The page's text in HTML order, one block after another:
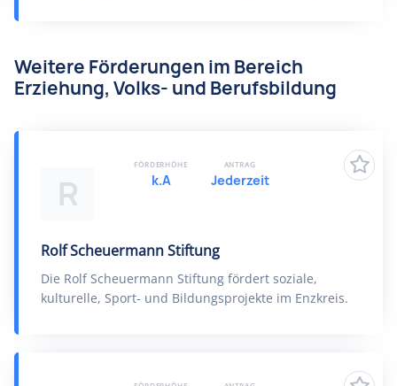
Weitere Förderungen im Bereich
Erziehung, Volks- und Berufsbildung
R
Rolf Scheuermann Stiftung
Die Rolf Scheuermann Stiftung fördert soziale,
kulturelle, Sport- und Bildungsprojekte im Enzkreis.
FÖRDERHÖHE
k.A
ANTRAG
Jederzeit